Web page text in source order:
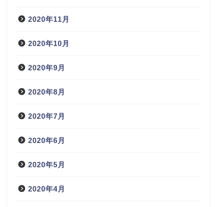
2020年11月
2020年10月
2020年9月
2020年8月
2020年7月
2020年6月
2020年5月
2020年4月